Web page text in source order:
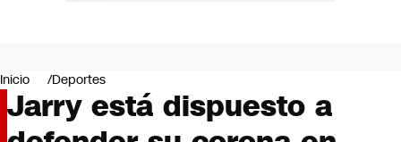
Negocios
Deportes
Programas completos
Cultura
Inicio Deportes
Jarry está dispuesto a